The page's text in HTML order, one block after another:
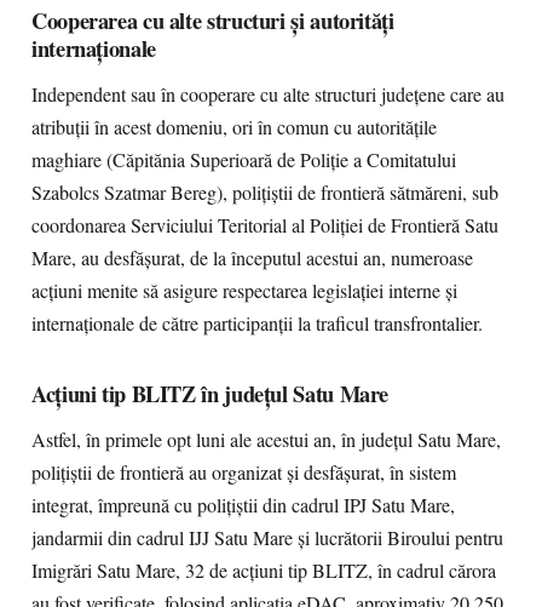
Cooperarea cu alte structuri și autorități
internaționale
Independent sau în cooperare cu alte structuri județene care au
atribuții în acest domeniu, ori în comun cu autoritățile
maghiare (Căpitănia Superioară de Poliție a Comitatului
Szabolcs Szatmar Bereg), polițiștii de frontieră sătmăreni, sub
coordonarea Serviciului Teritorial al Poliției de Frontieră Satu
Mare, au desfășurat, de la începutul acestui an, numeroase
acțiuni menite să asigure respectarea legislației interne și
internaționale de către participanții la traficul transfrontalier.
Acțiuni tip BLITZ în județul Satu Mare
Astfel, în primele opt luni ale acestui an, în județul Satu Mare,
polițiștii de frontieră au organizat și desfășurat, în sistem
integrat, împreună cu polițiștii din cadrul IPJ Satu Mare,
jandarmii din cadrul IJJ Satu Mare și lucrătorii Biroului pentru
Imigrări Satu Mare, 32 de acțiuni tip BLITZ, în cadrul cărora